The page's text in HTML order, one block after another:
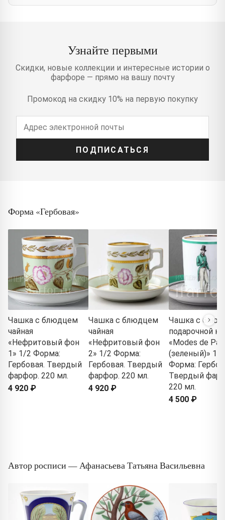
Узнайте первыми
Скидки, новые коллекции и интересные истории о
фарфоре — прямо на вашу почту
Промокод на скидку 10% на первую покупку
ПОДПИСАТЬСЯ
Форма «Гербовая»
Чашка с блюдцем
чайная
«Нефритовый фон
1» 1/2 Форма:
Гербовая. Твердый
фарфор. 220 мл.
4 920 ₽
Чашка с блюдцем
чайная
«Нефритовый фон
2» 1/2 Форма:
Гербовая. Твердый
фарфор. 220 мл.
4 920 ₽
Чашка с
подарочной
«Modes de
(зеленый)» 1/2
Форма:
Твердый
220 мл.
4 500 ₽
Автор росписи — Афанасьева Татьяна Васильевна